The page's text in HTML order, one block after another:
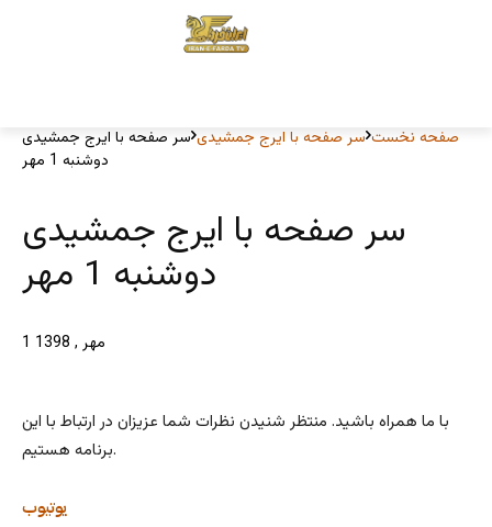
صفحه نخست سر صفحه با ایرج جمشیدی سر صفحه با ایرج جمشیدی
دوشنبه 1 مهر
سر صفحه با ایرج جمشیدی
دوشنبه 1 مهر
1 مهر , 1398
با ما همراه باشید. منتظر شنیدن نظرات شما عزیزان در ارتباط با این
برنامه هستیم.
یوتیوب